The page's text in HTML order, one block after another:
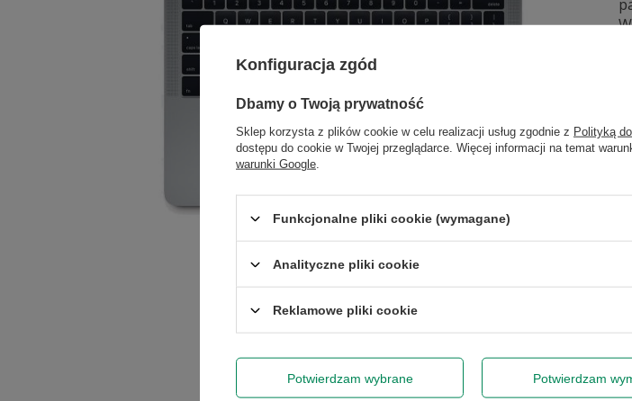
Konfiguracja zgód
Dbamy o Twoją prywatność
Sklep korzysta z plików cookie w celu realizacji usług zgodnie z Polityką
dostępu do cookie w Twojej przeglądarce. Więcej informacji na temat
warunki Google
Funkcjonalne pliki cookie (wymagane)
Analityczne pliki cookie
Reklamowe pliki cookie
Potwierdzam wybrane Potwierdzam